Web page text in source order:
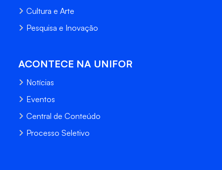
Cultura e Arte
Pesquisa e Inovação
ACONTECE NA UNIFOR
Notícias
Eventos
Central de Conteúdo
Processo Seletivo